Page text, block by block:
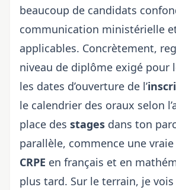
beaucoup de candidats
communication ministérielle
applicables. Concrètement,
niveau de diplôme exigé pour
les dates d’ouverture de l’
le calendrier des oraux selon
place des stages dans ton
parallèle, commence une vraie
CRPE en français et en
plus tard. Sur le terrain, je